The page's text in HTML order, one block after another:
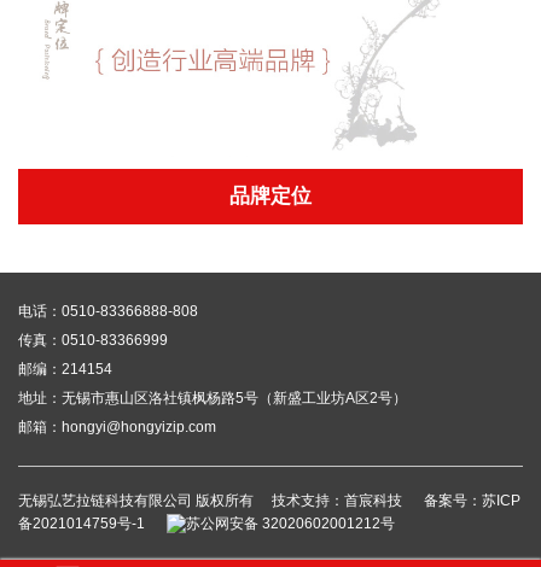
品牌定位
电话：0510-83366888-808
传真：0510-83366999
邮编：214154
地址：无锡市惠山区洛社镇枫杨路5号（新盛工业坊A区2号）
邮箱：hongyi@hongyizip.com
无锡弘艺拉链科技有限公司 版权所有 技术支持：首宸科技
备案号：苏ICP
备2021014759号-1
苏公网安备 32020602001212号